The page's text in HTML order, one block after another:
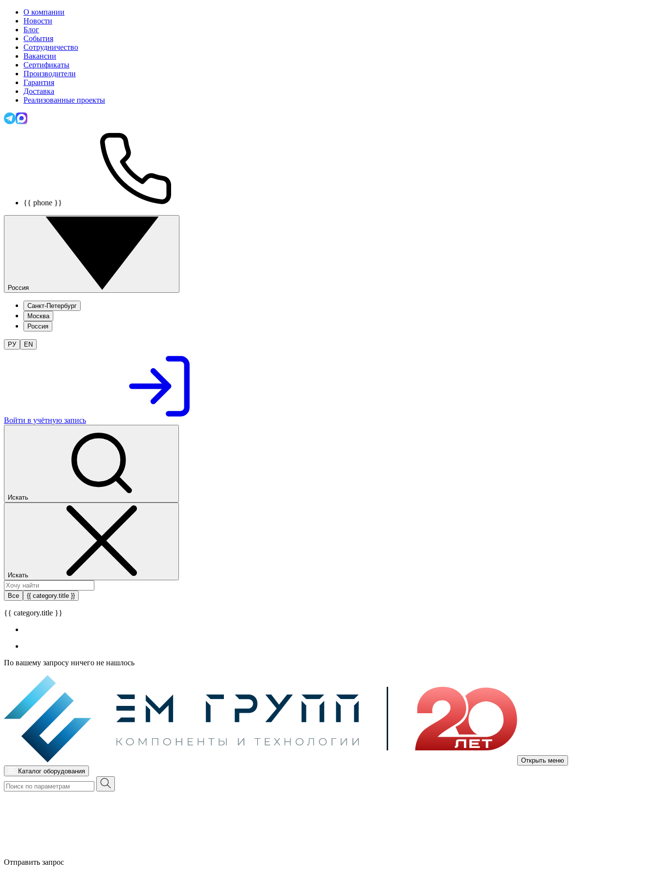
О компании
Новости
Блог
События
Сотрудничество
Вакансии
Сертификаты
Производители
Гарантия
Доставка
Реализованные проекты
{{ phone }}
Россия
Санкт-Петербург
Москва
Россия
РУ EN
Войти в учётную запись
Искать
Искать
Все {{ category.title }}
{{ category.title }}
По вашему запросу ничего не нашлось
Открыть меню
Каталог оборудования
Отправить запрос